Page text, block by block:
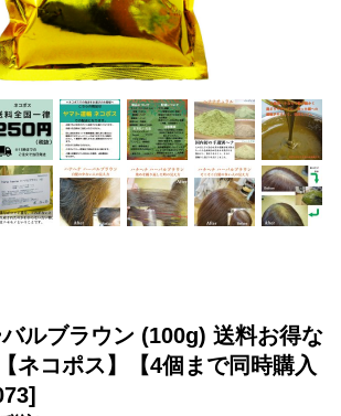
ルブラウン (100g) 送料お得な
ネコポス】【4個まで同時購入